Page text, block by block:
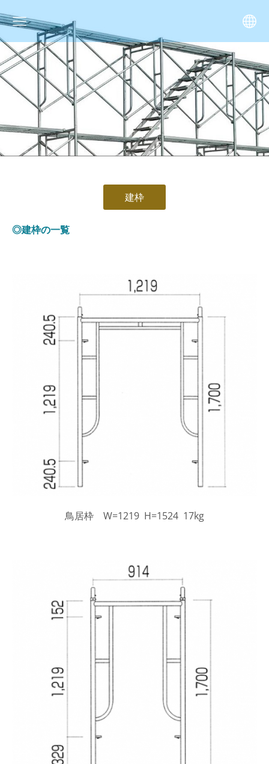
建枠
◎建枠の一覧
鳥居枠 W=1219 H=1524 17kg